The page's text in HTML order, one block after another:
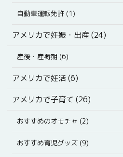
自動車運転免許 (1)
アメリカで妊娠・出産 (24)
産後・産褥期 (6)
アメリカで妊活 (6)
アメリカで子育て (26)
おすすめのオモチャ (2)
おすすめ育児グッズ (9)